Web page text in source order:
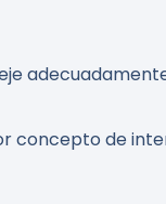
concepto de